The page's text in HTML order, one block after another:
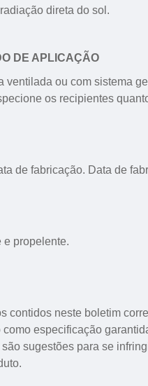
direta do sol.
DE APLICAÇÃO
ventilada ou com sistema
os recipientes
de fabricação. Data de
e propelente.
contidos neste boletim
especificação
são sugestões para se